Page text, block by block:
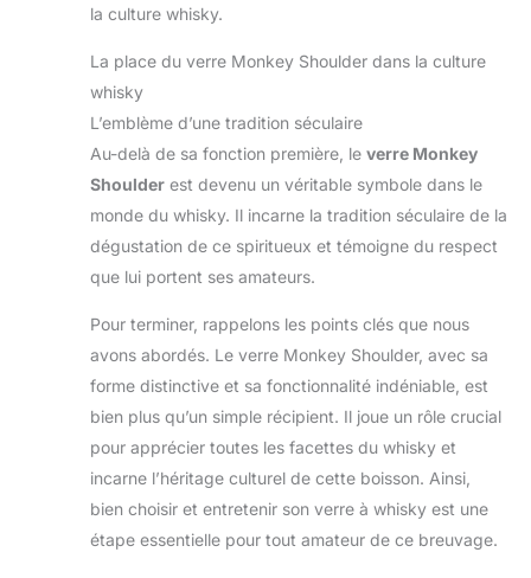
la culture whisky.
La place du verre Monkey Shoulder dans la culture
whisky
L’emblème d’une tradition séculaire
Au-delà de sa fonction première, le verre Monkey
Shoulder est devenu un véritable symbole dans le
monde du whisky. Il incarne la tradition séculaire de la
dégustation de ce spiritueux et témoigne du respect
que lui portent ses amateurs.
Pour terminer, rappelons les points clés que nous
avons abordés. Le verre Monkey Shoulder, avec sa
forme distinctive et sa fonctionnalité indéniable, est
bien plus qu’un simple récipient. Il joue un rôle crucial
pour apprécier toutes les facettes du whisky et
incarne l’héritage culturel de cette boisson. Ainsi,
bien choisir et entretenir son verre à whisky est une
étape essentielle pour tout amateur de ce breuvage.